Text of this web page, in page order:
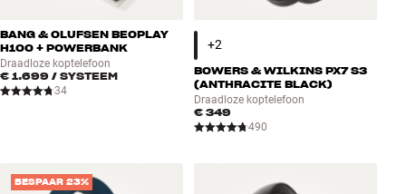
BANG & OLUFSEN BEOPLAY
H100 + POWERBANK
Draadloze koptelefoon
€ 1.699 / SYSTEEM
34
BOWERS & WILKINS PX7 S3
(ANTHRACITE BLACK)
Draadloze koptelefoon
€ 349
490
BESPAAR 23%